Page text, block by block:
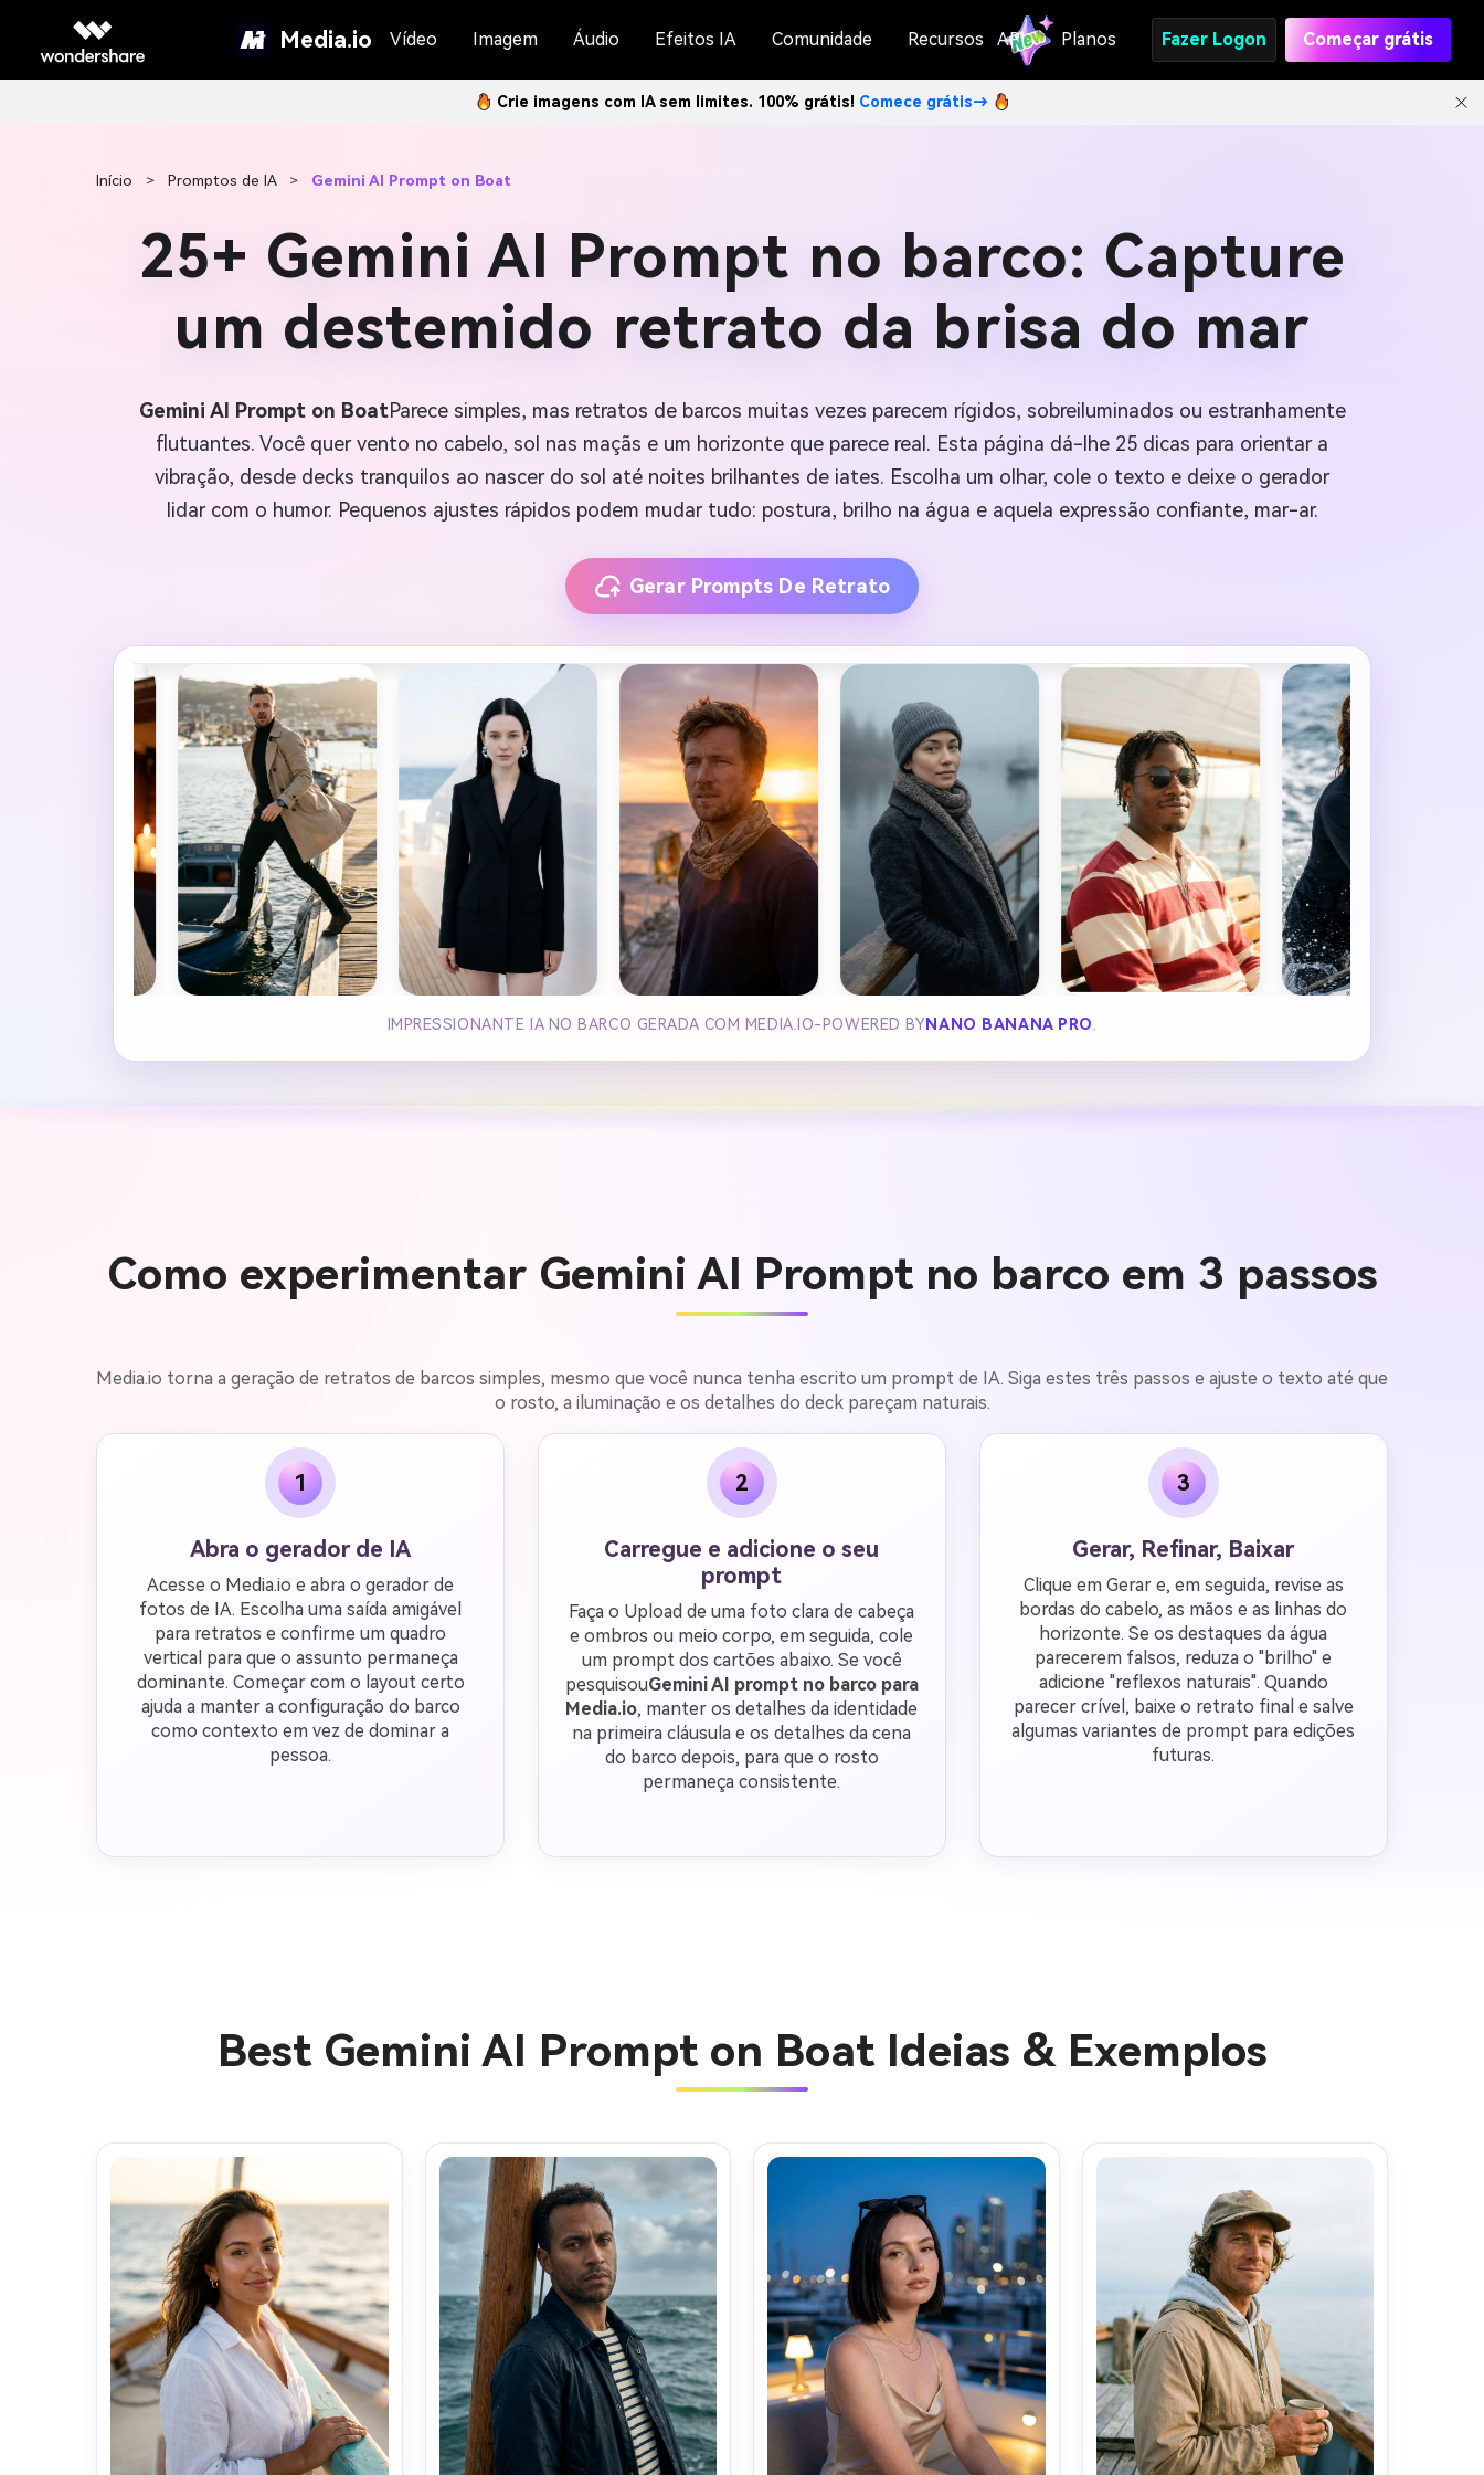
Media.io Vídeo Imagem Áudio Efeitos IA Comunidade Recursos API Planos Fazer Logon Começar grátis
Crie imagens com IA sem limites. 100% grátis! Comece grátis→
Início > Promptos de IA > Gemini AI Prompt on Boat
25+ Gemini AI Prompt no barco: Capture
um destemido retrato da brisa do mar
Gemini AI Prompt on BoatParece simples, mas retratos de barcos muitas vezes parecem rígidos, sobreiluminados ou estranhamente
flutuantes. Você quer vento no cabelo, sol nas maçãs e um horizonte que parece real. Esta página dá-lhe 25 dicas para orientar a
vibração, desde decks tranquilos ao nascer do sol até noites brilhantes de iates. Escolha um olhar, cole o texto e deixe o gerador
lidar com o humor. Pequenos ajustes rápidos podem mudar tudo: postura, brilho na água e aquela expressão confiante, mar-ar.
Gerar Prompts De Retrato
IMPRESSIONANTE IA NO BARCO GERADA COM MEDIA.IO-POWERED BYNANO BANANA PRO
Como experimentar Gemini AI Prompt no barco em 3 passos
Media.io torna a geração de retratos de barcos simples, mesmo que você nunca tenha escrito um prompt de IA. Siga estes três passos e ajuste o texto até que
o rosto, a iluminação e os detalhes do deck pareçam naturais.
1
Abra o gerador de IA
Acesse o Media.io e abra o gerador de
fotos de IA. Escolha uma saída amigável
para retratos e confirme um quadro
vertical para que o assunto permaneça
dominante. Começar com o layout certo
ajuda a manter a configuração do barco
como contexto em vez de dominar a
pessoa.
2
Carregue e adicione o seu
prompt
Faça o Upload de uma foto clara de cabeça
e ombros ou meio corpo, em seguida, cole
um prompt dos cartões abaixo. Se você
pesquisouGemini AI prompt no barco para
Media.io, manter os detalhes da identidade
na primeira cláusula e os detalhes da cena
do barco depois, para que o rosto
permaneça consistente.
3
Gerar, Refinar, Baixar
Clique em Gerar e, em seguida, revise as
bordas do cabelo, as mãos e as linhas do
horizonte. Se os destaques da água
parecerem falsos, reduza o "brilho" e
adicione "reflexos naturais". Quando
parecer crível, baixe o retrato final e salve
algumas variantes de prompt para edições
futuras.
Best Gemini AI Prompt on Boat Ideias & Exemplos
Crie imagens com
IA sem limites.